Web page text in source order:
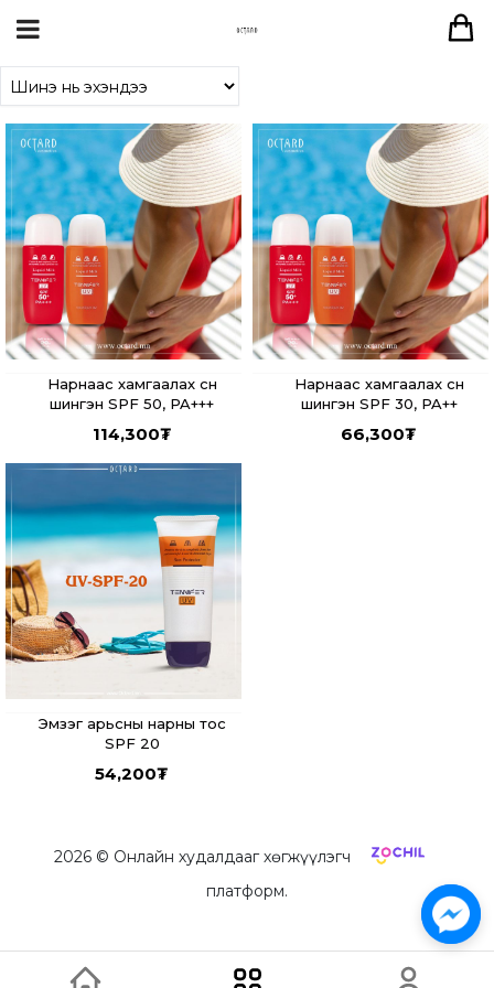
Нарнаас хамгаалах сүүн
шингэн SPF 50, PA+++
114,300₮
Нарнаас хамгаалах сүүн
шингэн SPF 30, PA++
66,300₮
Эмзэг арьсны нарны тос
SPF 20
54,200₮
2026© Онлайн худалдааг хөгжүүлэгч
платформ.